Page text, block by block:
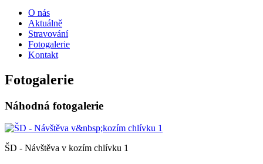
O nás
Aktuálně
Stravování
Fotogalerie
Kontakt
Fotogalerie
Náhodná fotogalerie
ŠD - Návštěva v kozím chlívku 1